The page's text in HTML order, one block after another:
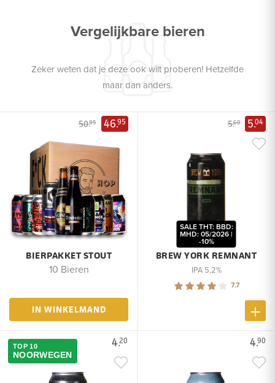
Vergelijkbare bieren
Zeker weten dat je deze ook wilt proberen! Hetzelfde
maar dan anders.
50.95 46.95
BIERPAKKET STOUT
10 Bieren
IN WINKELMAND
5.60 5.04
BREW YORK REMNANT
SALE THT: BBD:
MHD: 05/2026 |
-10%
IPA 5,2%
7.7
4.20
TOP 10
NOORWEGEN
4.90